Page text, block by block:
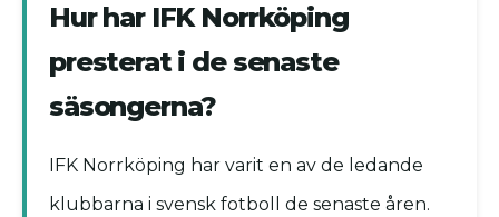
Hur har IFK Norrköping
presterat i de senaste
säsongerna?
IFK Norrköping har varit en av de ledande
klubbarna i svensk fotboll de senaste åren.